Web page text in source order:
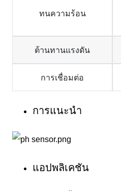
ทนความร้อน
ต้านทานแรงดัน
การเชื่อมต่อ
การแนะนำ
แอปพลิเคชัน